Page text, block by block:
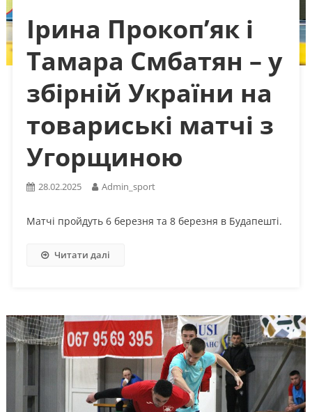
Ірина Прокоп’як і
Тамара Смбатян – у
збірній України на
товариські матчі з
Угорщиною
28.02.2025 Admin_sport
Матчі пройдуть 6 березня та 8 березня в Будапешті.
Читати далі